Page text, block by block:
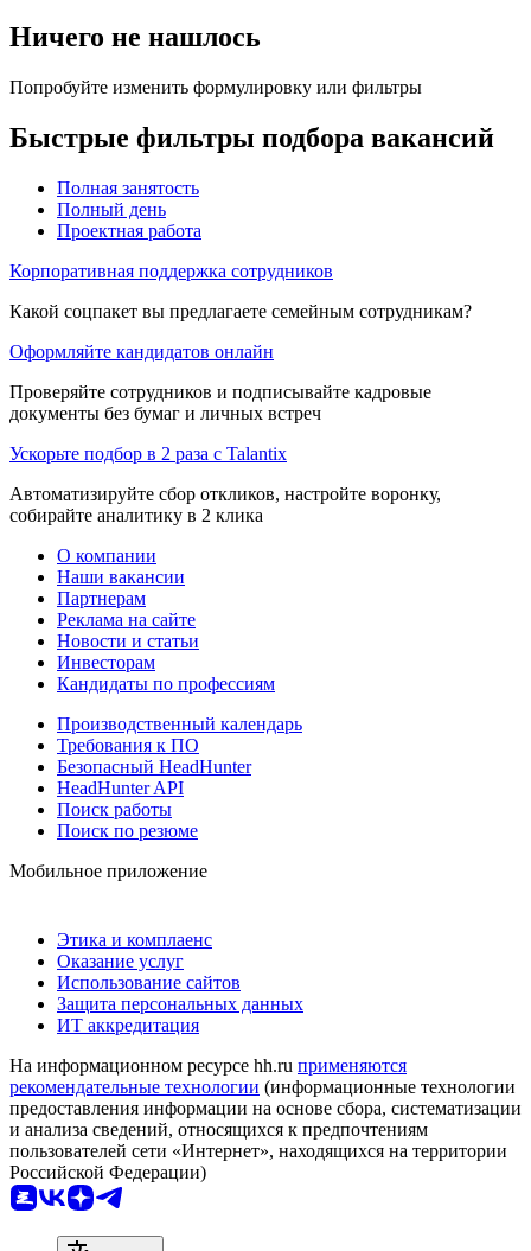
Ничего не нашлось
Попробуйте изменить формулировку или фильтры
Быстрые фильтры подбора вакансий
Полная занятость
Полный день
Проектная работа
Корпоративная поддержка сотрудников
Какой соцпакет вы предлагаете семейным сотрудникам?
Оформляйте кандидатов онлайн
Проверяйте сотрудников и подписывайте кадровые
документы без бумаг и личных встреч
Ускорьте подбор в 2 раза с Talantix
Автоматизируйте сбор откликов, настройте воронку,
собирайте аналитику в 2 клика
О компании
Наши вакансии
Партнерам
Реклама на сайте
Новости и статьи
Инвесторам
Кандидаты по профессиям
Производственный календарь
Требования к ПО
Безопасный HeadHunter
HeadHunter API
Поиск работы
Поиск по резюме
Мобильное приложение
Этика и комплаенс
Оказание услуг
Использование сайтов
Защита персональных данных
ИТ аккредитация
На информационном ресурсе hh.ru применяются
рекомендательные технологии (информационные технологии
предоставления информации на основе сбора, систематизации
и анализа сведений, относящихся к предпочтениям
пользователей сети «Интернет», находящихся на территории
Российской Федерации)